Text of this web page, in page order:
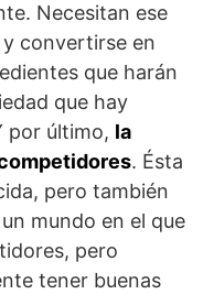
Necesitan ese
convertirse en
que harán
que hay
por último, la
. Ésta
pero también
mundo en el que
pero
tener buenas